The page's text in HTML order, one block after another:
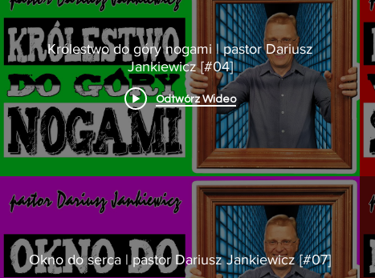
Królestwo do góry nogami | pastor Dariusz
Jankiewicz [#04]
Odtwórz Wideo
Okno do serca | pastor Dariusz Jankiewicz [#07]